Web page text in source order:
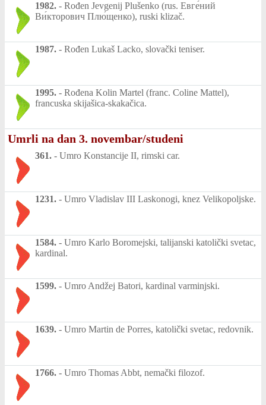
1982. - Rođen Jevgenij Plušenko (rus. Евге́ний
Ви́кторович Плю́щенко), ruski klizač.
1987. - Rođen Lukaš Lacko, slovački teniser.
1995. - Rođena Kolin Martel (franc. Coline Mattel),
francuska skijašica-skakačica.
Umrli na dan 3. novembar/studeni
361. - Umro Konstancije II, rimski car.
1231. - Umro Vladislav III Laskonogi, knez Velikopoljske.
1584. - Umro Karlo Boromejski, talijanski katolički svetac,
kardinal.
1599. - Umro Andžej Batori, kardinal varminjski.
1639. - Umro Martin de Porres, katolički svetac, redovnik.
1766. - Umro Thomas Abbt, nemački filozof.